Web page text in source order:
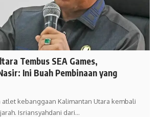
Tembus SEA Games,
Ini Buah Pembinaan yang
atlet kebanggaan Kalimantan Utara kembali
Isriansyahdani dari…